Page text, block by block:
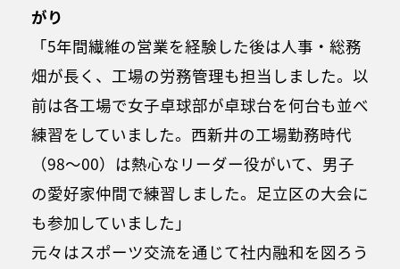
がり
「5年間繊維の営業を経験した後は人事・総務
畑が長く、工場の労務管理も担当しました。以
前は各工場で女子卓球部が卓球台を何台も並べ
練習をしていました。西新井の工場勤務時代
（98～00）は熱心なリーダー役がいて、男子
の愛好家仲間で練習しました。足立区の大会に
も参加していました」
元々はスポーツ交流を通じて社内融和を図ろう